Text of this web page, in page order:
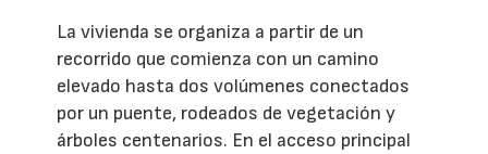
La vivienda se organiza a partir de un
recorrido que comienza con un camino
elevado hasta dos volúmenes conectados
por un puente, rodeados de vegetación y
árboles centenarios. En el acceso principal